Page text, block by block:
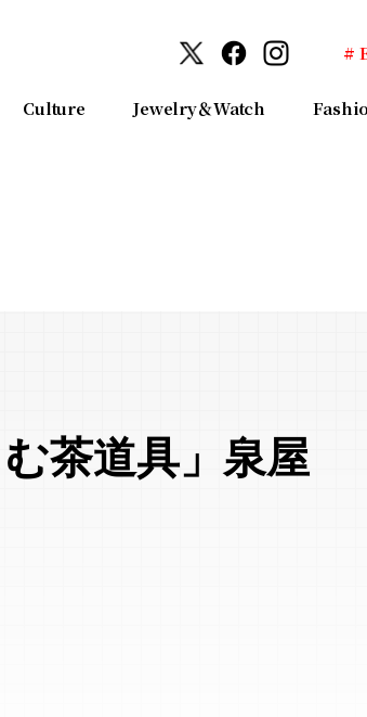
#
Culture Jewelry＆Watch
茶道具」泉屋